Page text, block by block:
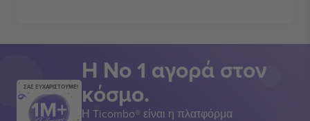
ΣΑΣ ΕΥΧΑΡΙΣΤΟΥΜΕ!
Η Νο 1 αγορά στον
κόσμο.
Η Ticombo® είναι η πλατφόρμα